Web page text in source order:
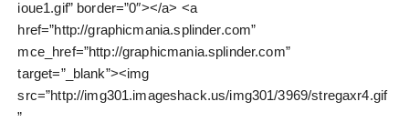
ioue1.gif” border=”0″></a> <a
href=”http://graphicmania.splinder.com”
mce_href=”http://graphicmania.splinder.com”
target=”_blank”><img
src=”http://img301.imageshack.us/img301/3969/stregaxr4.gif
”